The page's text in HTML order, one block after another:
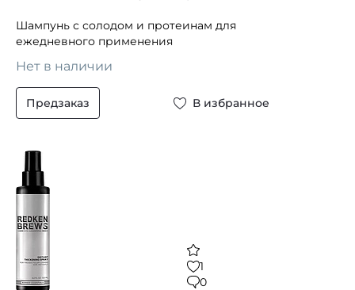
Шампунь с солодом и протеинам для
ежедневного применения
Нет в наличии
Предзаказ В избранное
1
0